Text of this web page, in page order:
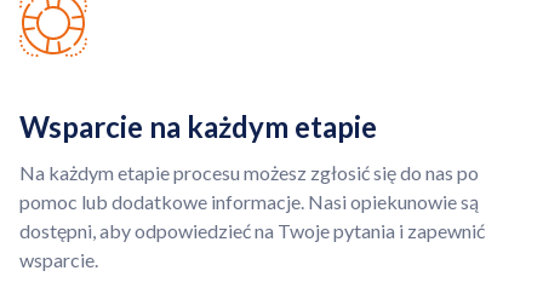
Wsparcie na każdym etapie
Na każdym etapie procesu możesz zgłosić się do nas po
pomoc lub dodatkowe informacje. Nasi opiekunowie są
dostępni, aby odpowiedzieć na Twoje pytania i zapewnić
wsparcie.